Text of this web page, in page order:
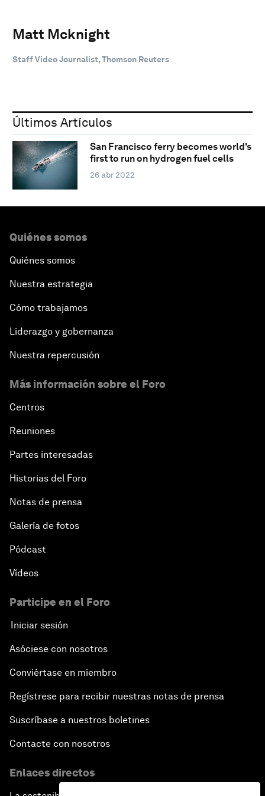
Matt Mcknight
Staff Video Journalist, Thomson Reuters
Últimos Artículos
San Francisco ferry becomes world's
first to run on hydrogen fuel cells
26 abr 2022
Quiénes somos
Quiénes somos
Nuestra estrategia
Cómo trabajamos
Liderazgo y gobernanza
Nuestra repercusión
Más información sobre el Foro
Centros
Reuniones
Partes interesadas
Historias del Foro
Notas de prensa
Galería de fotos
Pódcast
Vídeos
Participe en el Foro
Iniciar sesión
Asóciese con nosotros
Conviértase en miembro
Regístrese para recibir nuestras notas de prensa
Suscríbase a nuestros boletines
Contacte con nosotros
Enlaces directos